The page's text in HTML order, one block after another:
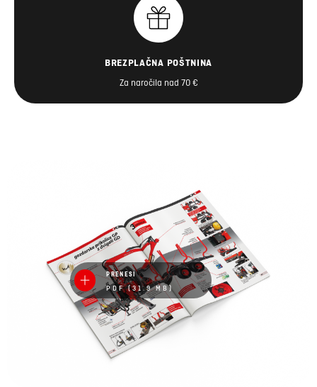
BREZPLAČNA POŠTNINA
Za naročila nad 70 €
PRENESI
PDF (31.9 MB)